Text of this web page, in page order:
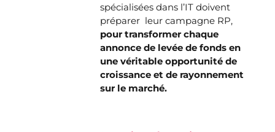
spécialisées dans l’IT doivent
préparer leur campagne RP,
pour transformer chaque
annonce de levée de fonds en
une véritable opportunité de
croissance et de rayonnement
sur le marché.